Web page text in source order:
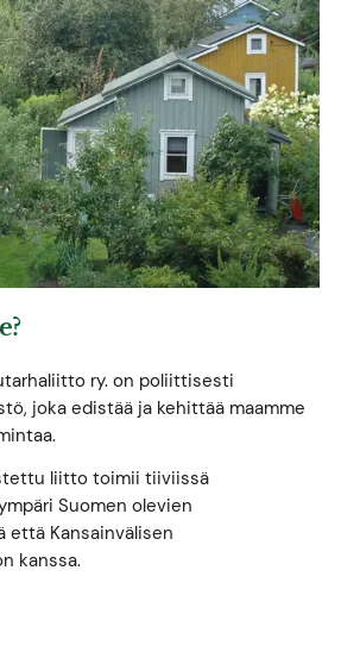
ry. on poliittisesti
joka edistää ja kehittää maamme
liitto toimii tiiviissä
Suomen olevien
että Kansainvälisen
kanssa.